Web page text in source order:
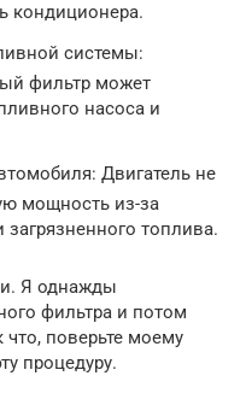
кондиционера.
системы:
фильтр может
насоса и
Двигатель не
мощность из-за
загрязненного топлива.
Я однажды
фильтра и потом
что, поверьте моему
процедуру.